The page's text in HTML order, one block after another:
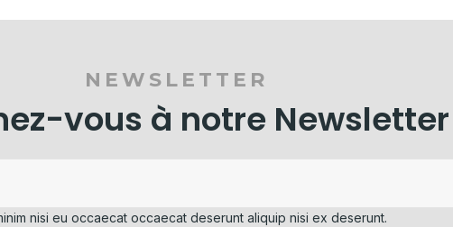
NEWSLETTER
vous à notre Newsletter
nisi eu occaecat occaecat deserunt aliquip nisi ex deserunt.